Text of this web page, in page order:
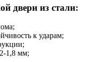
двери из стали:
к ударам;
1,8 мм;